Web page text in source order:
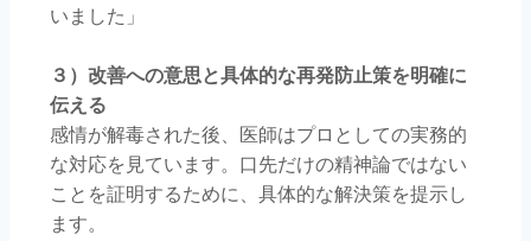
いました」
３）改善への意思と具体的な再発防止策を明確に
伝える
感情が解毒された後、医師はプロとしての実務的
な対応を見ています。口先だけの精神論ではない
ことを証明するために、具体的な解決策を提示し
ます。